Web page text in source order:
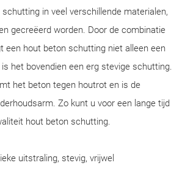
in veel verschillende materialen,
gecreëerd worden. Door de combinatie
een hout beton schutting niet alleen een
het bovendien een erg stevige schutting.
het beton tegen houtrot en is de
Zo kunt u voor een lange tijd
hout beton schutting.
uitstraling, stevig, vrijwel